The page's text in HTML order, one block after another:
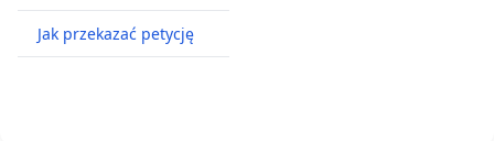
Jak przekazać petycję